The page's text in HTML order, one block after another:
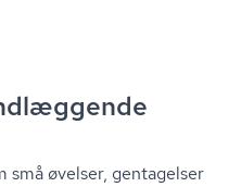
øvelser, gentagelser